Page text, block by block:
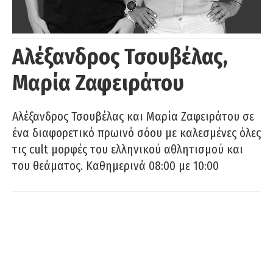
Αλέξανδρος Τσουβέλας,
Μαρία Ζαφειράτου
Αλέξανδρος Τσουβέλας και Μαρία Ζαφειράτου σε
ένα διαφορετικό πρωινό σόου με καλεσμένες όλες
τις cult μορφές του ελληνικού αθλητισμού και
του θεάματος. Καθημερινά 08:00 με 10:00